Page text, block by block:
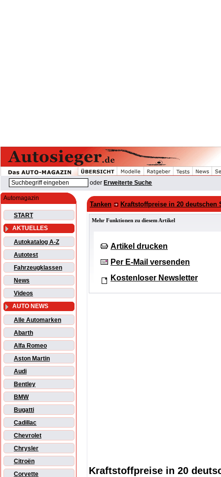
oder Erweiterte Suche
Automagazin
START
AKTUELLES
Autokatalog A-Z
Autotest
Fahrzeugklassen
News
Videos
AUTO NEWS
Alle Automarken
Abarth
Alfa Romeo
Aston Martin
Audi
Bentley
BMW
Bugatti
Cadillac
Chevrolet
Chrysler
Citroën
Corvette
Tanken Kraftstoffpreise in 20 deutschen
Mehr Funktionen zu diesem Artikel
Artikel drucken
Per E-Mail versenden
Kostenloser Newsletter
Kraftstoffpreise in 20